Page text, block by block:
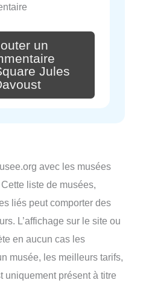
un
Jules
avec les musées
liste de musées,
liés peut comporter des
L’affichage sur le site ou
en aucun cas les
musée, les meilleurs tarifs,
présent à titre